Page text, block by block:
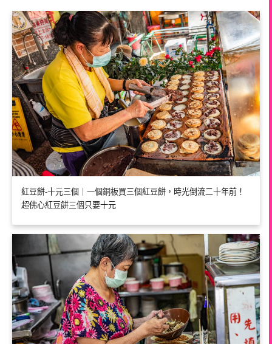
紅豆餅-十元三個｜一個銅板買三個紅豆餅，時光倒流二十年前！
超佛心紅豆餅三個只要十元